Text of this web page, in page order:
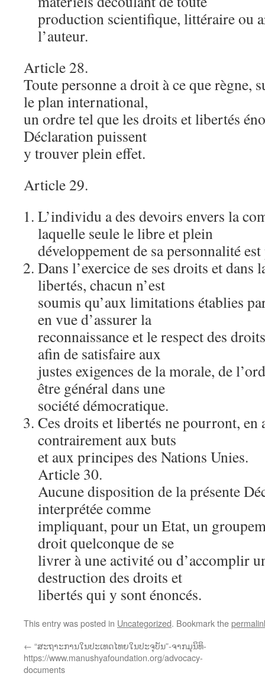
production scientifique, littéraire ou
l’auteur.
Article 28.
Toute personne a droit à ce que règne,
le plan international,
un ordre tel que les droits et libertés
Déclaration puissent
y trouver plein effet.
Article 29.
L’individu a des devoirs envers la
laquelle seule le libre et plein
développement de sa personnalité
Dans l’exercice de ses droits et dans
libertés, chacun n’est
soumis qu’aux limitations établies
en vue d’assurer la
reconnaissance et le respect des
afin de satisfaire aux
justes exigences de la morale, de
être général dans une
société démocratique.
Ces droits et libertés ne pourront, en
contrairement aux buts
et aux principes des Nations Unies.
Article 30.
Aucune disposition de la présente
interprétée comme
impliquant, pour un Etat, un
droit quelconque de se
livrer à une activité ou d’accomplir
destruction des droits et
libertés qui y sont énoncés.
This entry was posted in Uncategorized. Bookmark the
← “ສະຖາະການໃນປະເທດໄທຍໃນປະຈຸບັນ”-ຈາກມຸນິທິ-
https://www.manushyafoundation.org/advocacy-
documents